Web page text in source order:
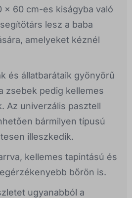
x 60 cm-es kiságyba való
lesz a baba
amelyeket kéznél
és állatbarátaik gyönyörű
zsebek pedig kellemes
Az univerzális pasztell
bármilyen típusú
illeszkedik.
kellemes tapintású és
bőrön is.
ugyanabból a